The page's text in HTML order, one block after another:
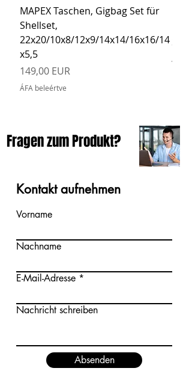
MAPEX Taschen, Gigbag Set für
Shellset,
22x20/10x8/12x9/14x14/16x16/14
x5,5
Ár
149,00 EUR
ÁFA beleértve
Ár
ÁFA
Fragen zum Produkt?
Kontakt aufnehmen
Vorname
Nachname
E-Mail-Adresse
Nachricht schreiben
Absenden